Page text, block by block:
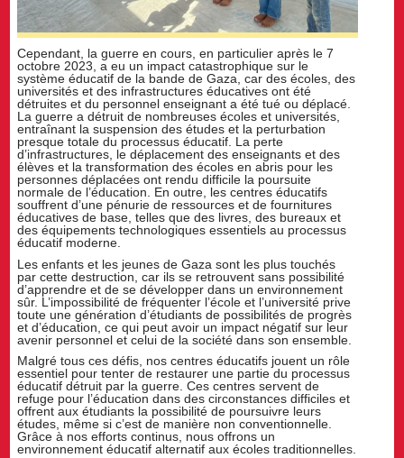
Cependant, la guerre en cours, en particulier après le 7
octobre 2023, a eu un impact catastrophique sur le
système éducatif de la bande de Gaza, car des écoles, des
universités et des infrastructures éducatives ont été
détruites et du personnel enseignant a été tué ou déplacé.
La guerre a détruit de nombreuses écoles et universités,
entraînant la suspension des études et la perturbation
presque totale du processus éducatif. La perte
d’infrastructures, le déplacement des enseignants et des
élèves et la transformation des écoles en abris pour les
personnes déplacées ont rendu difficile la poursuite
normale de l’éducation. En outre, les centres éducatifs
souffrent d’une pénurie de ressources et de fournitures
éducatives de base, telles que des livres, des bureaux et
des équipements technologiques essentiels au processus
éducatif moderne.
Les enfants et les jeunes de Gaza sont les plus touchés
par cette destruction, car ils se retrouvent sans possibilité
d’apprendre et de se développer dans un environnement
sûr. L’impossibilité de fréquenter l’école et l’université prive
toute une génération d’étudiants de possibilités de progrès
et d’éducation, ce qui peut avoir un impact négatif sur leur
avenir personnel et celui de la société dans son ensemble.
Malgré tous ces défis, nos centres éducatifs jouent un rôle
essentiel pour tenter de restaurer une partie du processus
éducatif détruit par la guerre. Ces centres servent de
refuge pour l’éducation dans des circonstances difficiles et
offrent aux étudiants la possibilité de poursuivre leurs
études, même si c’est de manière non conventionnelle.
Grâce à nos efforts continus, nous offrons un
environnement éducatif alternatif aux écoles traditionnelles.